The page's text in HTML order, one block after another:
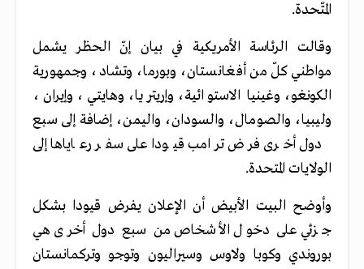
المتّحدة.
وقالت الرئاسة الأمريكية في بيان إنّ الحظر يشمل
مواطني كلّ من أفغانستان، وبورما، وتشاد، وجمهورية
الكونغو، وغينيا الاستوائية، وإريتريا، وهايتي، وإيران،
وليبيا، والصومال، والسودان، واليمن، إضافة إلى سبع
دول أخرى فرض ترامب قيودا على سفر رعاياها إلى
الولايات المتحدة.
وأوضح البيت الأبيض أن الإعلان يفرض قيودا بشكل
جزئي على دخول الأشخاص من سبع دول أخرى هي
بوروندي وكوبا ولاوس وسيراليون وتوجو وتركمانستان